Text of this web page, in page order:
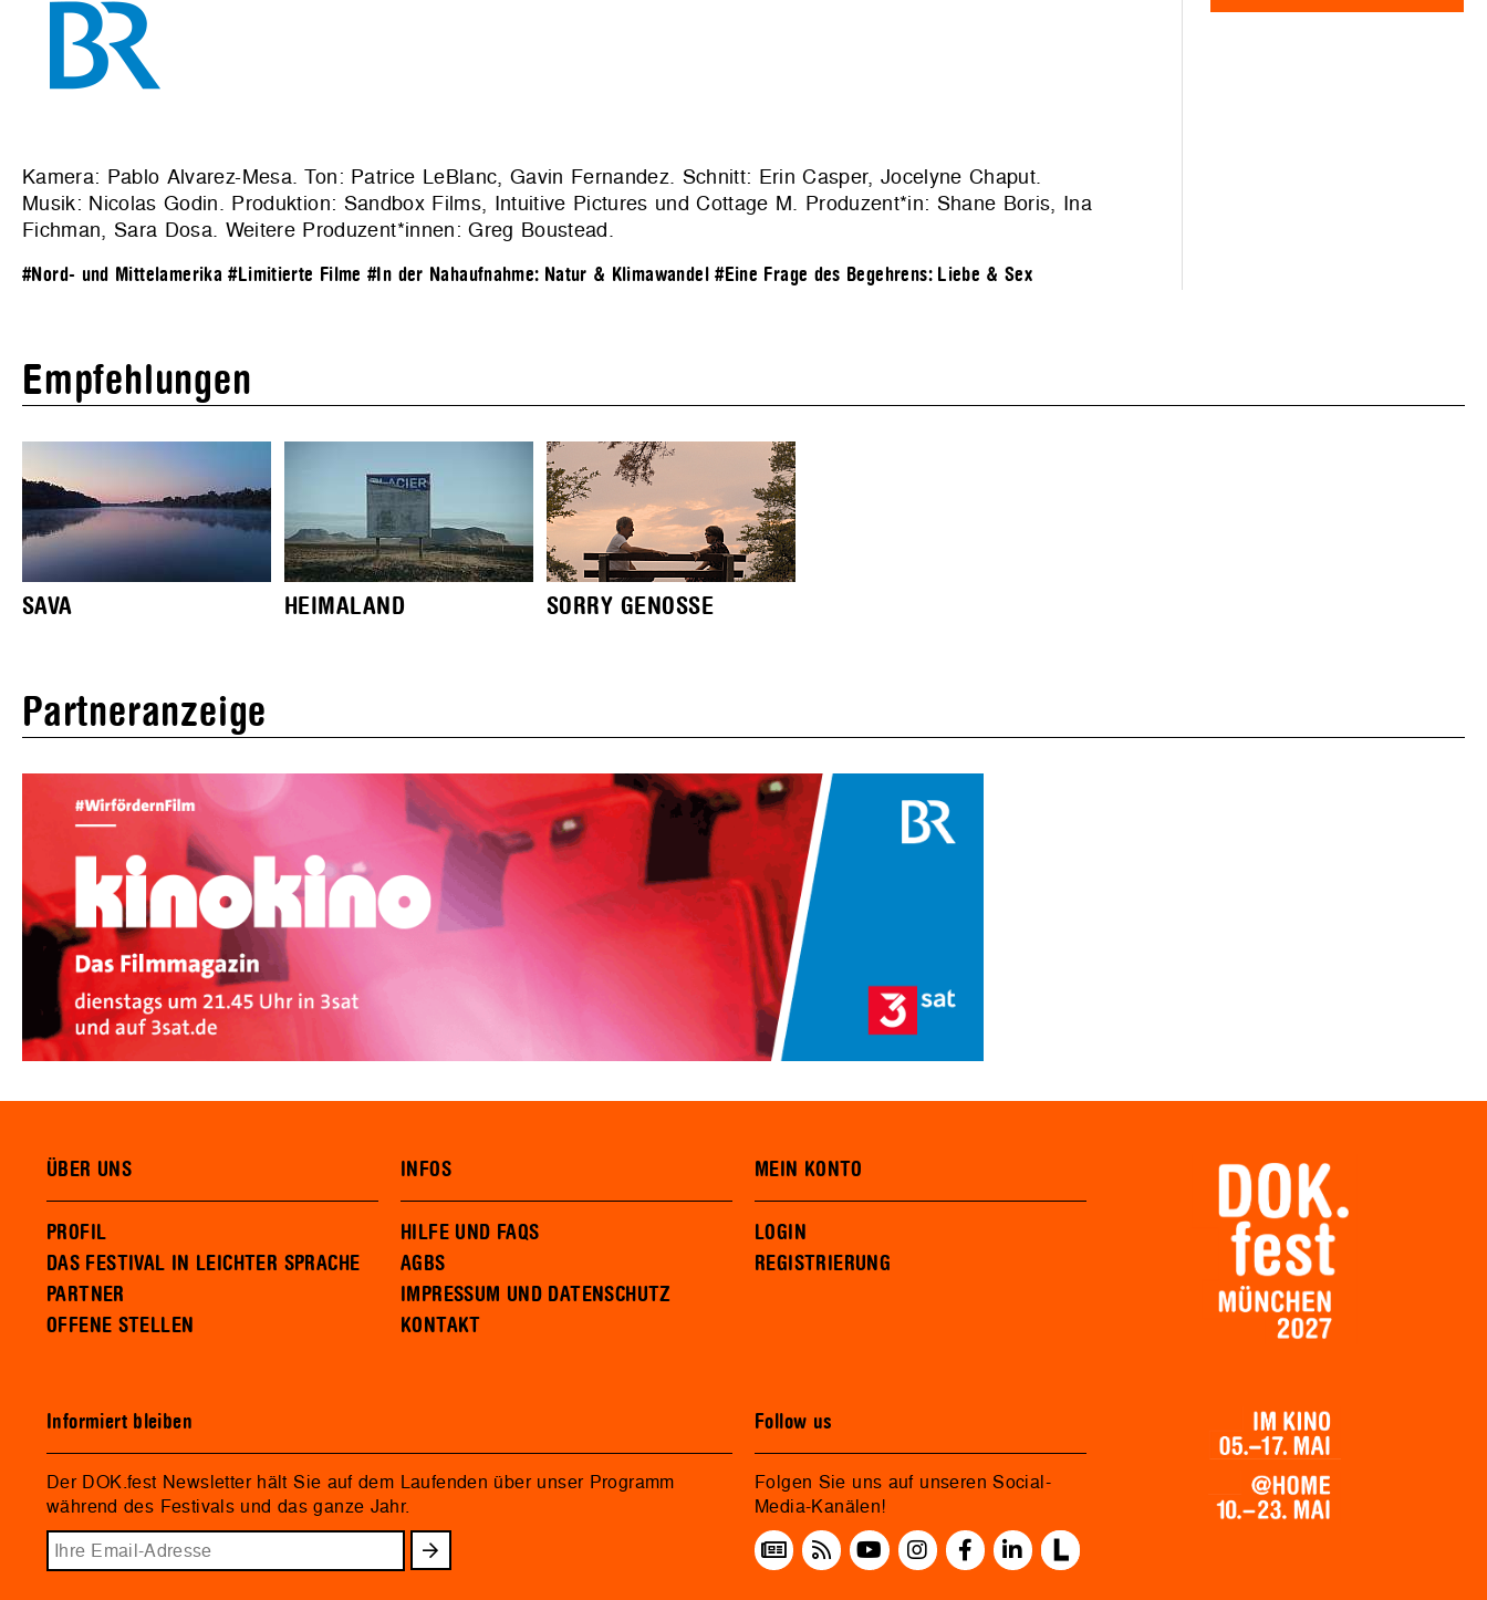
Kamera: Pablo Alvarez-Mesa. Ton: Patrice LeBlanc, Gavin Fernandez. Schnitt: Erin Casper, Jocelyne Chaput.
Musik: Nicolas Godin. Produktion: Sandbox Films, Intuitive Pictures und Cottage M. Produzent*in: Shane Boris, Ina
Fichman, Sara Dosa. Weitere Produzent*innen: Greg Boustead.
#Nord- und Mittelamerika #Limitierte Filme #In der Nahaufnahme: Natur & Klimawandel #Eine Frage des Begehrens: Liebe & Sex
Empfehlungen
SAVA HEIMALAND SORRY GENOSSE
Partneranzeige
ÜBER UNS
PROFIL
DAS FESTIVAL IN LEICHTER SPRACHE
PARTNER
OFFENE STELLEN
INFOS
HILFE UND FAQS
AGBS
IMPRESSUM UND DATENSCHUTZ
KONTAKT
MEIN KONTO
LOGIN
REGISTRIERUNG
Informiert bleiben
Der DOK.fest Newsletter hält Sie auf dem Laufenden über unser Programm
während des Festivals und das ganze Jahr.
Follow us
Folgen Sie uns auf unseren Social-
Media-Kanälen!